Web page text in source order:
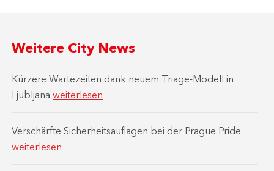
Weitere City News
Kürzere Wartezeiten dank neuem Triage-Modell in
Ljubljanaweiterlesen
Verschärfte Sicherheitsauflagen bei der Prague Pride
weiterlesen